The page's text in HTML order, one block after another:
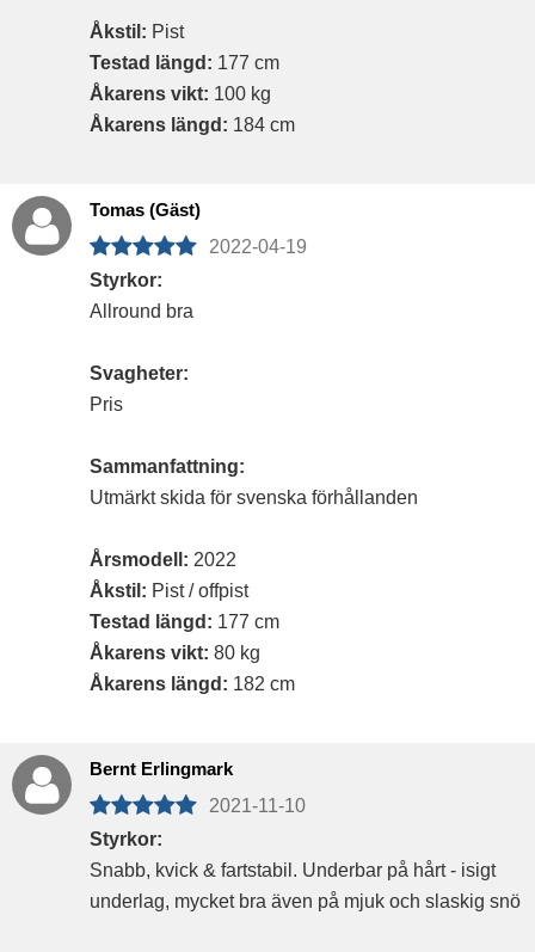
Åkstil: Pist
Testad längd: 177 cm
Åkarens vikt: 100 kg
Åkarens längd: 184 cm
Tomas (Gäst)
2022-04-19
Styrkor:
Allround bra
Svagheter:
Pris
Sammanfattning:
Utmärkt skida för svenska förhållanden
Årsmodell: 2022
Åkstil: Pist / offpist
Testad längd: 177 cm
Åkarens vikt: 80 kg
Åkarens längd: 182 cm
Bernt Erlingmark
2021-11-10
Styrkor:
Snabb, kvick & fartstabil. Underbar på hårt - isigt
underlag, mycket bra även på mjuk och slaskig snö